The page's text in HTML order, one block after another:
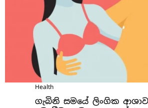
Health
ගැබිනි සමයේ ලිංගික